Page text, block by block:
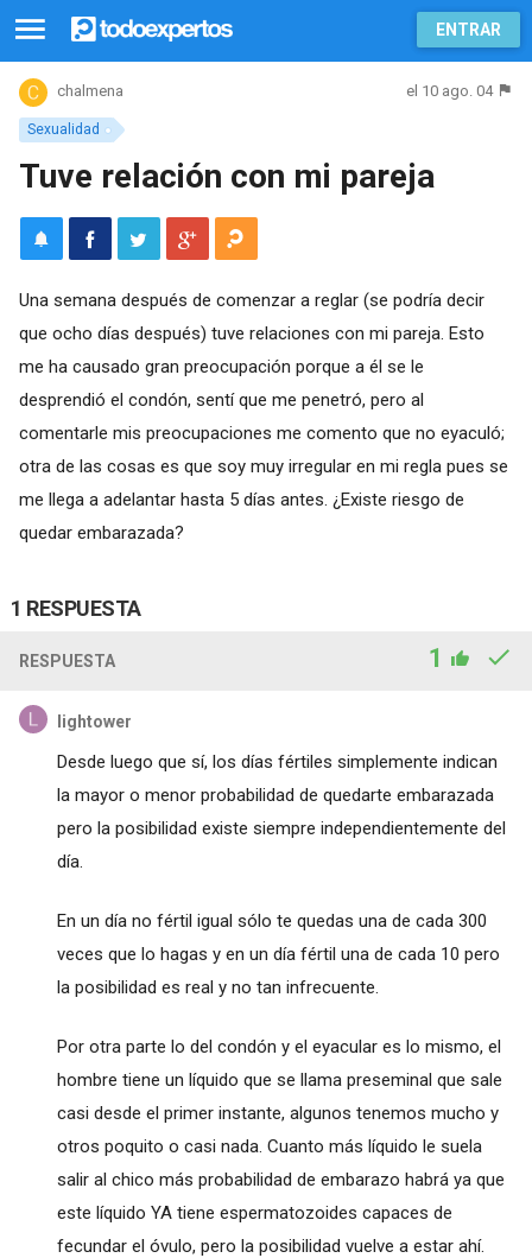
ENTRAR
Sexualidad
chalmena el 10 ago. 04
Tuve relación con mi pareja
Una semana después de comenzar a reglar (se podría decir
que ocho días después) tuve relaciones con mi pareja. Esto
me ha causado gran preocupación porque a él se le
desprendió el condón, sentí que me penetró, pero al
comentarle mis preocupaciones me comento que no eyaculó;
otra de las cosas es que soy muy irregular en mi regla pues se
me llega a adelantar hasta 5 días antes. ¿Existe riesgo de
quedar embarazada?
1 RESPUESTA
RESPUESTA 1
lightower
Desde luego que sí, los días fértiles simplemente indican
la mayor o menor probabilidad de quedarte embarazada
pero la posibilidad existe siempre independientemente del
día.
En un día no fértil igual sólo te quedas una de cada 300
veces que lo hagas y en un día fértil una de cada 10 pero
la posibilidad es real y no tan infrecuente.
Por otra parte lo del condón y el eyacular es lo mismo, el
hombre tiene un líquido que se llama preseminal que sale
casi desde el primer instante, algunos tenemos mucho y
otros poquito o casi nada. Cuanto más líquido le suela
salir al chico más probabilidad de embarazo habrá ya que
este líquido YA tiene espermatozoides capaces de
fecundar el óvulo, pero la posibilidad vuelve a estar ahí.